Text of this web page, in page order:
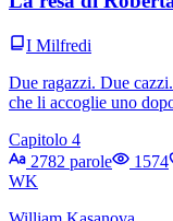
I Milfredi
Due ragazzi. Due
che li accoglie uno
Capitolo 4
2782 parole
1574
WK